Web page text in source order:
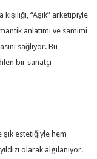
kişiliği, “Aşık” arketipiyle
anlatımı ve samimi
sağlıyor. Bu
bir sanatçı
şık estetiğiyle hem
olarak algılanıyor.